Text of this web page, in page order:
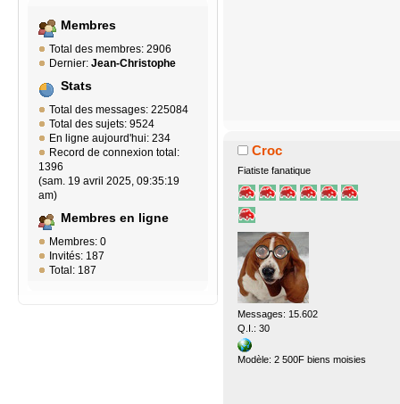
Membres
Total des membres: 2906
Dernier: Jean-Christophe
Stats
Total des messages: 225084
Total des sujets: 9524
En ligne aujourd'hui: 234
Record de connexion total:
1396
(sam. 19 avril 2025, 09:35:19
am)
Membres en ligne
Membres: 0
Invités: 187
Total: 187
Croc
Fiatiste fanatique
Messages: 15.602
Q.I.: 30
Modèle: 2 500F biens moisies